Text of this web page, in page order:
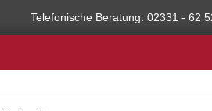
Telefonische Beratung: 02331 - 62